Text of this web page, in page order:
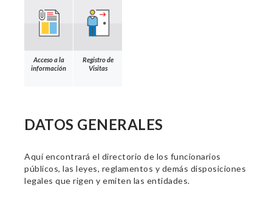
Acceso a la
información
Registro de
Visitas
DATOS GENERALES
Aquí encontrará el directorio de los funcionarios
públicos, las leyes, reglamentos y demás disposiciones
legales que rigen y emiten las entidades.